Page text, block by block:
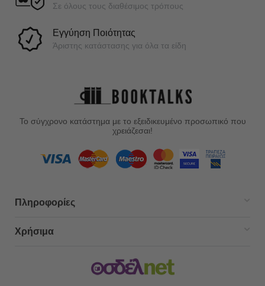
Σε όλους τους διαθέσιμος τρόπους
Εγγύηση Ποιότητας
Άριστης κατάστασης για όλα τα είδη
Το σύγχρονο κατάστημα με το εξειδικευμένο προσωπικό που
χρειάζεσαι!
Πληροφορίες
Χρήσιμα